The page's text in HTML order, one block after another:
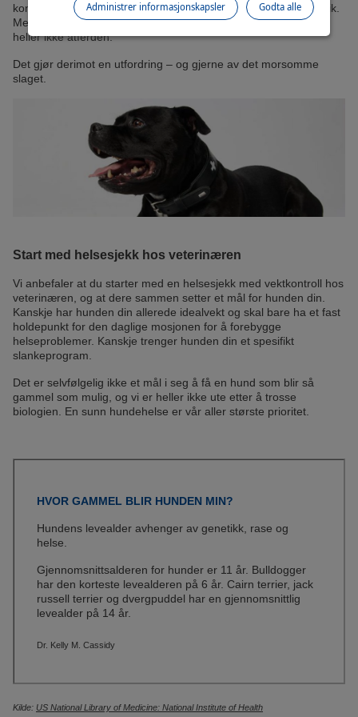
kontroll over vekten. Den andre er mosjon. Grovt sagt er det slik.
Men det vet du sikkert allerede, og en løftet pekefinger endrer
heller ikke atferden.
Det gjør derimot en utfordring – og gjerne av det morsomme
slaget.
Start med helsesjekk hos veterinæren
Vi anbefaler at du starter med en helsesjekk med vektkontroll hos
veterinæren, og at dere sammen setter et mål for hunden din.
Kanskje har hunden din allerede idealvekt og skal bare ha et fast
holdepunkt for den daglige mosjonen for å forebygge
helseproblemer. Kanskje trenger hunden din et spesifikt
slankeprogram.
Det er selvfølgelig ikke et mål i seg å få en hund som blir så
gammel som mulig, og vi er heller ikke ute etter å trosse
biologien. En sunn hundehelse er vår aller største prioritet.
HVOR GAMMEL BLIR HUNDEN MIN?
Hundens levealder avhenger av genetikk, rase og
helse.
Gjennomsnittsalderen for hunder er 11 år. Bulldogger
har den korteste levealderen på 6 år. Cairn terrier, jack
russell terrier og dvergpuddel har en gjennomsnittlig
levealder på 14 år.
Dr. Kelly M. Cassidy
Kilde: US National Library of Medicine: National Institute of Health
Godta alle
Administrer informasjonskapsler